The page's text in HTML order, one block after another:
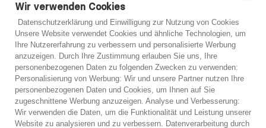
Du bist dir nicht sicher?
Wenn Sie sich unsicher sind, können Sie sich
kostenlos von einem unserer Experten telefonisch
support@abo-hilfe.de
© 2021 abo-hilfe.de
*Hinweis: abo-hilfe.de dient als informative Website. Der
Verbraucher erhält Informationen und Tipps und Tricks rund um
das Thema Verbraucherschutz. Die Informationsweitergabe an
Wir verwenden Cookies
Datenschutzerklärung und Einwilligung zur Nutzung von Cookies
Unsere Website verwendet Cookies und ähnliche Technologien, um
Ihre Nutzererfahrung zu verbessern und personalisierte Werbung
anzuzeigen. Durch Ihre Zustimmung erlauben Sie uns, Ihre
personenbezogenen Daten zu folgenden Zwecken zu verwenden:
Personalisierung von Werbung: Wir und unsere Partner nutzen Ihre
personenbezogenen Daten und Cookies, um Ihnen auf Sie
zugeschnittene Werbung anzuzeigen. Analyse und Verbesserung:
Wir verwenden die Daten, um die Funktionalität und Leistung unserer
Website zu analysieren und zu verbessern. Datenverarbeitung durch